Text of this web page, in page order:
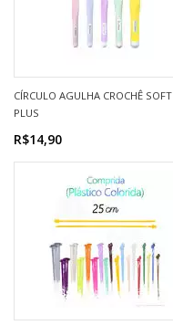
CÍRCULO AGULHA CROCHÊ SOFT
PLUS
R$14,90